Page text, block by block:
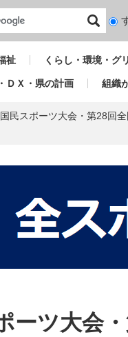
検
対
祉 くらし・環境・グ
ＤＸ・県の計画 組織
民スポーツ大会・第28回
ーツ大会